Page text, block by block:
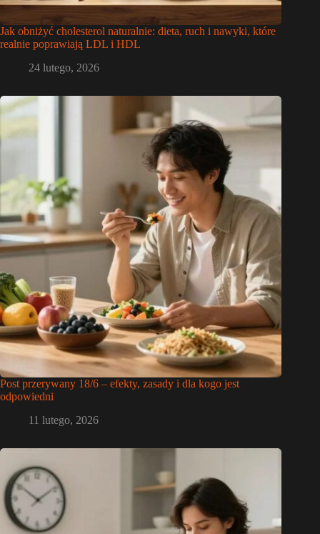
Jak obniżyć cholesterol naturalnie: dieta, ruch i nawyki, które
realnie poprawiają LDL i HDL
24 lutego, 2026
Post przerywany 18/6 – efekty, zasady i dla kogo jest
odpowiedni
11 lutego, 2026